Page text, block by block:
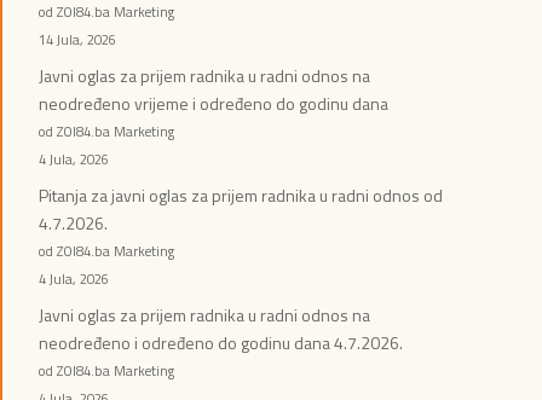
od ZOI84.ba Marketing
14 Jula, 2026
Javni oglas za prijem radnika u radni odnos na
neodređeno vrijeme i određeno do godinu dana
od ZOI84.ba Marketing
4 Jula, 2026
Pitanja za javni oglas za prijem radnika u radni odnos od
4.7.2026.
od ZOI84.ba Marketing
4 Jula, 2026
Javni oglas za prijem radnika u radni odnos na
neodređeno i određeno do godinu dana 4.7.2026.
od ZOI84.ba Marketing